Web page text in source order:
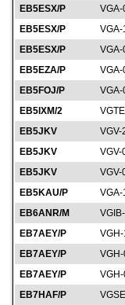
EB5ESX/P
EB5ESX/P
EB5ESX/P
EB5EZA/P
EB5FOJ/P
EB5IXM/2
EB5JKV
VGV-
EB5JKV
VGV-
EB5JKV
VGV-
EB5KAU/P
EB6ANR/M
EB7AEY/P
EB7AEY/P
EB7AEY/P
EB7HAF/P